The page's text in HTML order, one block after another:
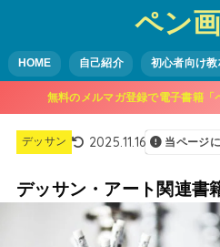
ペン
HOME 自己紹介 初心者向け教
無料のメルマガ登録で電子書籍「
デッサン 2025.11.16 当ページ
デッサン・アート関連書